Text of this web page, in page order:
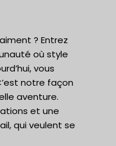
? Entrez
où style
vous
notre façon
aventure.
et une
qui veulent se